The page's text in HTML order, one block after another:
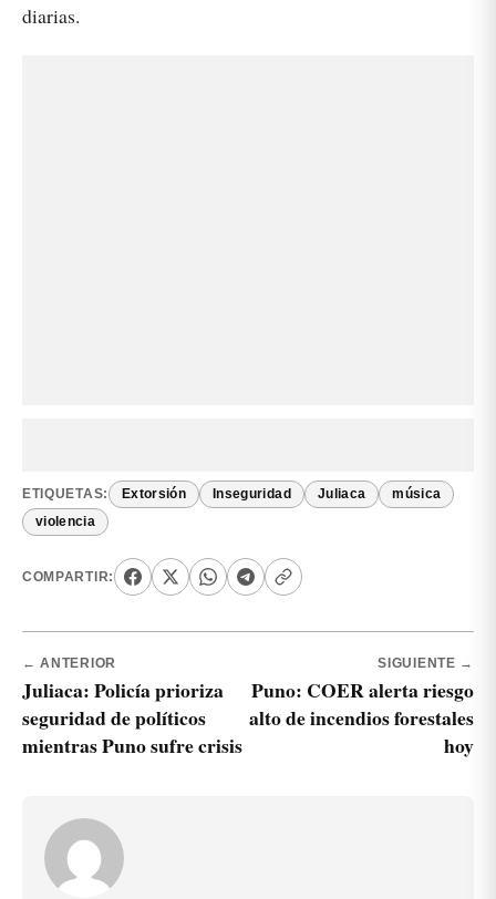
diarias.
ETIQUETAS: Extorsión Inseguridad Juliaca música
violencia
COMPARTIR:
← ANTERIOR
Juliaca: Policía prioriza
seguridad de políticos
mientras Puno sufre crisis
SIGUIENTE →
Puno: COER alerta riesgo
alto de incendios forestales
hoy